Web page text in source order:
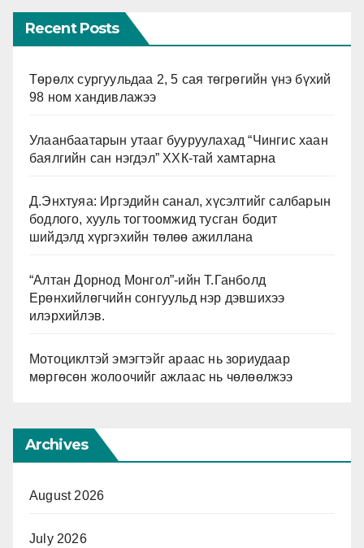
Recent Posts
Төрөлх сургуульдаа 2, 5 сая төгрөгийн үнэ бүхий
98 ном хандивлажээ
Улаанбаатарын утааг бууруулахад “Чингис хаан
баялгийн сан нэгдэл” ХХК-тай хамтарна
Д.Энхтуяа: Иргэдийн санал, хүсэлтийг салбарын
бодлого, хууль тогтоомжид тусган бодит
шийдэлд хүргэхийн төлөө ажиллана
“Алтан Дорнод Монгол”-ийн Т.Ганболд
Ерөнхийлөгчийн сонгуульд нэр дэвшихээ
илэрхийлэв.
Мотоциклтэй эмэгтэйг араас нь зориудаар
мөргөсөн жолоочийг ажлаас нь чөлөөлжээ
Archives
August 2026
July 2026